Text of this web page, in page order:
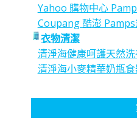
Yahoo 購物中心
Coupang 酷澎
衣物清潔
清淨海健康呵護天然
清淨海小麥精華奶瓶